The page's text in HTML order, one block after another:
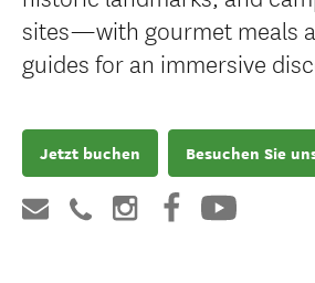
sites—with gourmet meals
guides for an immersive
Jetzt buchen Besuchen Sie